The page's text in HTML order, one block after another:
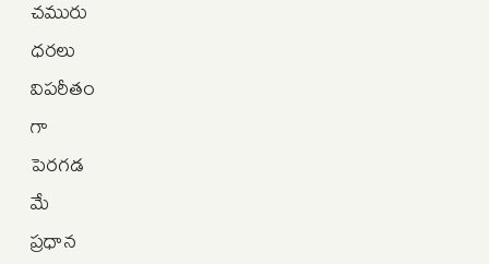
చమురు
ధరలు
విపరీతం
గా
పెరగడ
మే
ప్రధాన